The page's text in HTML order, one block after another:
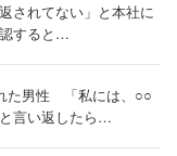
されてない」と本社に
すると…
た男性 「私には、○○
言い返したら…